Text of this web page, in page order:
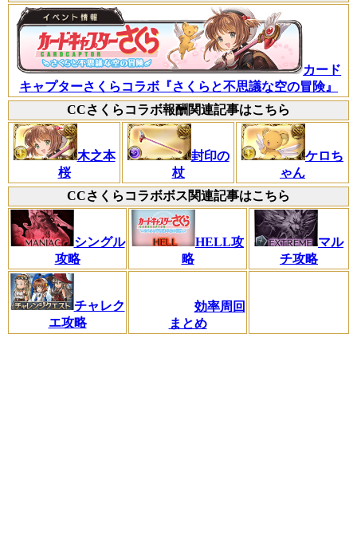
カード
キャプターさくらコラボ『さくらと不思議な空の冒険』
CCさくらコラボ報酬関連記事はこちら
木之本
桜
封印の
杖
ケロち
ゃん
CCさくらコラボボス関連記事はこちら
シングル
攻略
HELL攻
略
マル
チ攻略
チャレク
エ攻略
効率周回
まとめ